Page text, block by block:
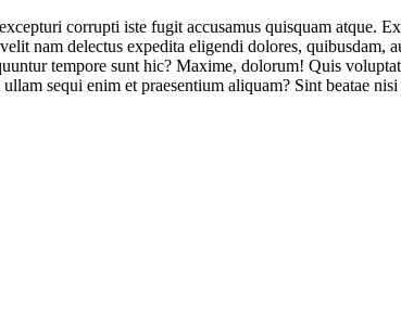
corrupti iste fugit accusamus quisquam atque.
nam delectus expedita eligendi dolores, quibusdam,
tempore sunt hic? Maxime, dolorum! Quis
sequi enim et praesentium aliquam? Sint beatae